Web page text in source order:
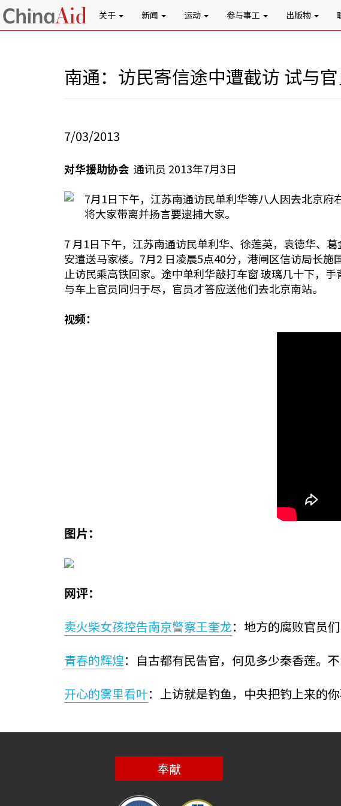
关于 新闻 运动 参与事工 出版物
南通：访民寄信途中遭截访 试与官
7/03/2013
对华援助协会 通讯员 2013年7月3日
7月1日下午，江苏南通访民单利华等八人因去北京
将大家带离并扬言要逮捕大家。
7 月1日下午，江苏南通访民单利华、徐莲英，袁德华、
安遣送马家楼。7月2 日凌晨5点40分，港闸区信访局长
止访民乘高铁回家。途中单利华敲打车窗 玻璃几十下，
与车上官员同归于尽，官员才答应送他们去北京南站。
视频：
图片：
网评：
卖火柴女孩控告南京警察王奎龙：地方的腐败官员
青春的辉煌：自古都有民告官，何见多少秦香莲。
开心的雾里看叶：上访就是钓鱼，中央把钓上来的
奉献